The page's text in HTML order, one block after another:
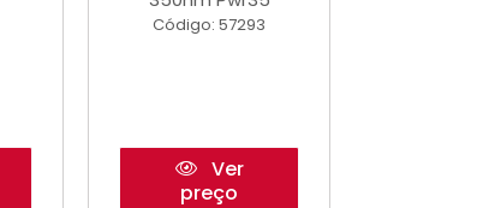
Código: 57293
Ver
preço